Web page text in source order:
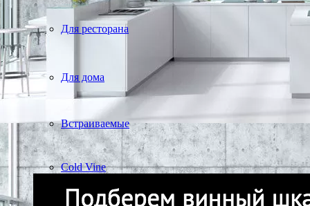
Для ресторана
Для дома
Встраиваемые
Cold Vine